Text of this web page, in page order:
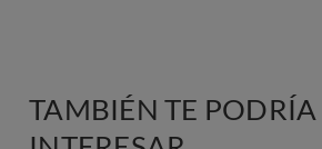
TAMBIÉN TE PODRÍA